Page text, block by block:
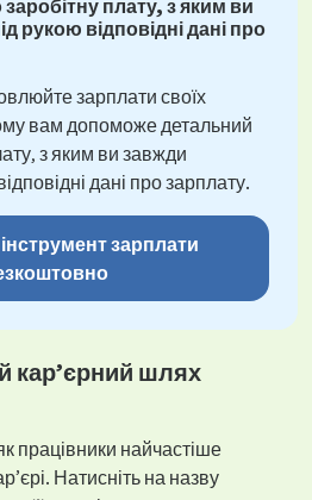
плату, з яким ви
рукою відповідні дані про
зарплати своїх
вам допоможе детальний
з яким ви завжди
дані про зарплату.
зарплати
кар’єрний шлях
працівники найчастіше
Натисніть на назву